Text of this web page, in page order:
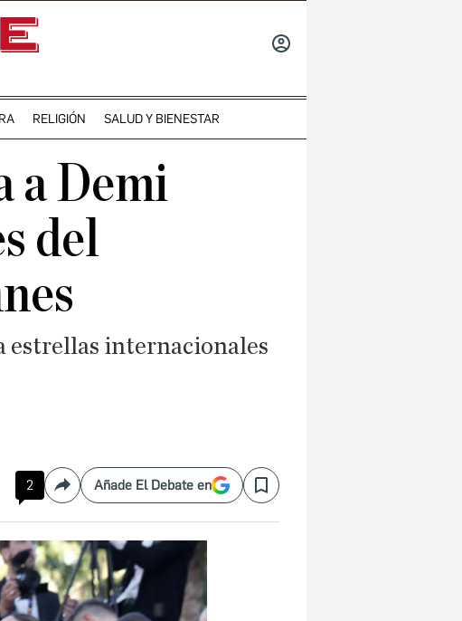
RELIGIÓN SALUD Y BIENESTAR
a Demi
del
estrellas internacionales
2 CompartirAñade El Debate en Save